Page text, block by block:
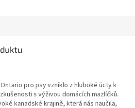
pro psy vzniklo z hluboké úcty k
s výživou domácích mazlíčků.
kanadské krajině, která nás naučila,